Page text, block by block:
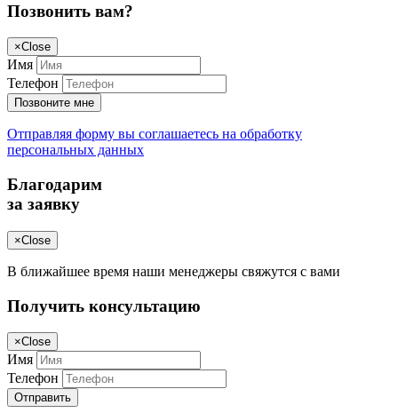
Позвонить вам?
×Close
Имя
Телефон
Позвоните мне
Отправляя форму вы соглашаетесь на обработку
персональных данных
Благодарим
за заявку
×Close
В ближайшее время наши менеджеры свяжутся с вами
Получить консультацию
×Close
Имя
Телефон
Отправить